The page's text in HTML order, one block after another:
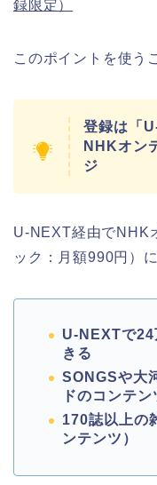
録限定）
このポイントを使う
登録は「
NHKオン
ジ
U-NEXT経由でNHK
ック：月額990円）
U-NEXTで24
きる
SONGSや大
ドのコンテ
170誌以上の
ンテンツ）